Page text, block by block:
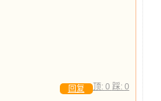
顶: 0 踩: 0
回复